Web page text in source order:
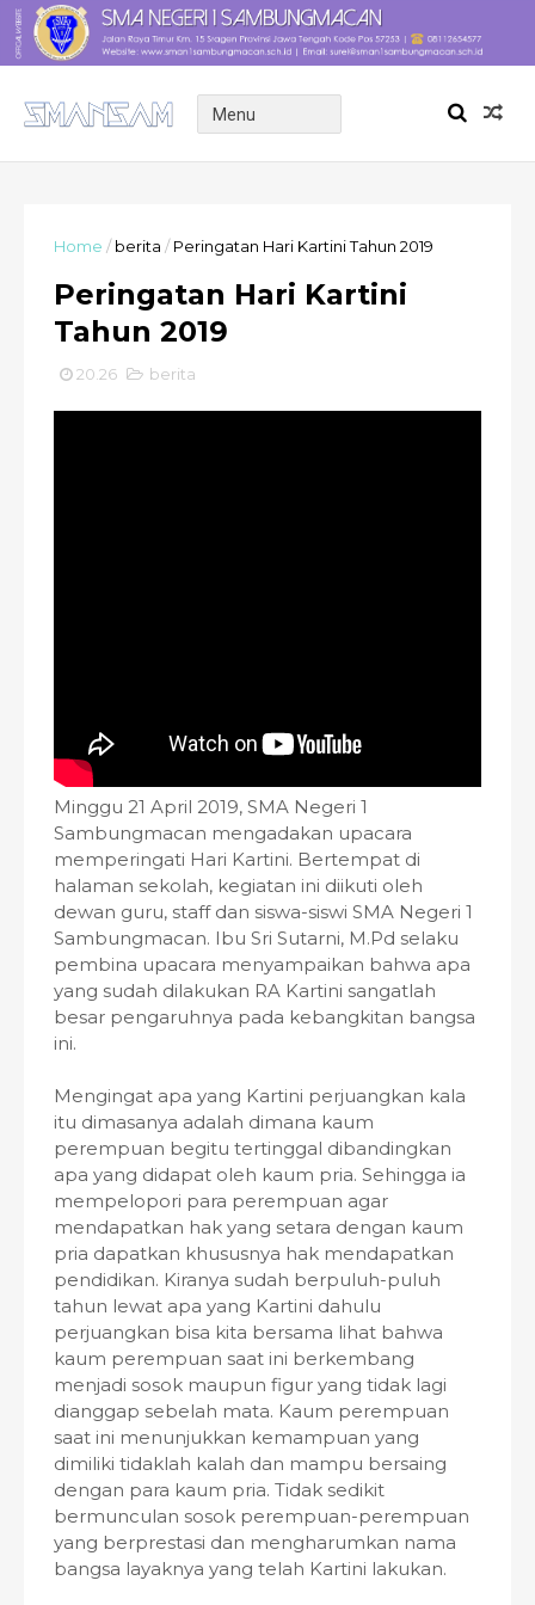
Home / berita / Peringatan Hari Kartini Tahun 2019
Peringatan Hari Kartini
Tahun 2019
20.26 berita
Minggu 21 April 2019, SMA Negeri 1
Sambungmacan mengadakan upacara
memperingati Hari Kartini. Bertempat di
halaman sekolah, kegiatan ini diikuti oleh
dewan guru, staff dan siswa-siswi SMA Negeri 1
Sambungmacan. Ibu Sri Sutarni, M.Pd selaku
pembina upacara menyampaikan bahwa apa
yang sudah dilakukan RA Kartini sangatlah
besar pengaruhnya pada kebangkitan bangsa
ini.
Mengingat apa yang Kartini perjuangkan kala
itu dimasanya adalah dimana kaum
perempuan begitu tertinggal dibandingkan
apa yang didapat oleh kaum pria. Sehingga ia
mempelopori para perempuan agar
mendapatkan hak yang setara dengan kaum
pria dapatkan khususnya hak mendapatkan
pendidikan. Kiranya sudah berpuluh-puluh
tahun lewat apa yang Kartini dahulu
perjuangkan bisa kita bersama lihat bahwa
kaum perempuan saat ini berkembang
menjadi sosok maupun figur yang tidak lagi
dianggap sebelah mata. Kaum perempuan
saat ini menunjukkan kemampuan yang
dimiliki tidaklah kalah dan mampu bersaing
dengan para kaum pria. Tidak sedikit
bermunculan sosok perempuan-perempuan
yang berprestasi dan mengharumkan nama
bangsa layaknya yang telah Kartini lakukan.